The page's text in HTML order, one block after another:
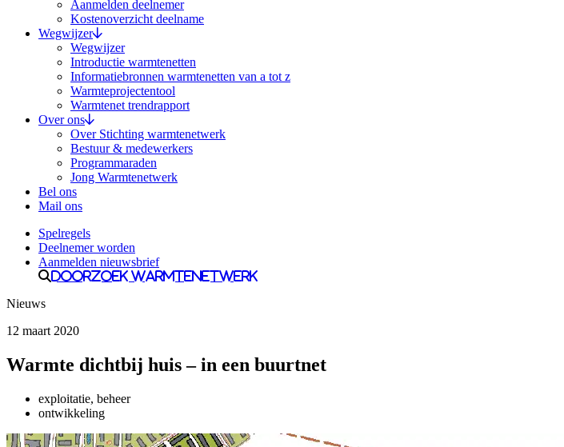
Aanmelden deelnemer
Kostenoverzicht deelname
Wegwijzer
Wegwijzer
Introductie warmtenetten
Informatiebronnen warmtenetten van a tot z
Warmteprojectentool
Warmtenet trendrapport
Over ons
Over Stichting warmtenetwerk
Bestuur & medewerkers
Programmaraden
Jong Warmtenetwerk
Bel ons
Mail ons
Spelregels
Deelnemer worden
Aanmelden nieuwsbrief
Doorzoek Warmtenetwerk
Nieuws
12 maart 2020
Warmte dichtbij huis – in een buurtnet
exploitatie, beheer
ontwikkeling